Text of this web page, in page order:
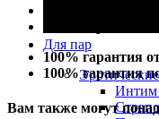
Для пар
Интим
100% гарантия
100% гарантия
100% гарантия
Вам также могут